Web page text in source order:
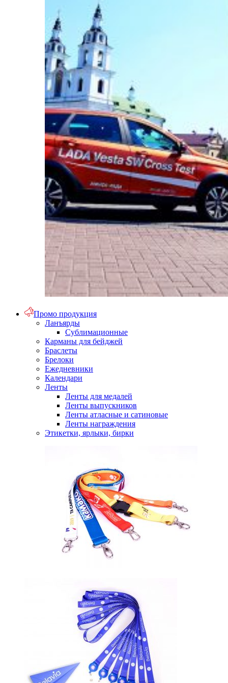
Промо продукция
Ланъярды
Сублимационные
Карманы для бейджей
Браслеты
Брелоки
Ежедневники
Календари
Ленты
Ленты для медалей
Ленты выпускников
Ленты атласные и сатиновые
Ленты награждения
Этикетки, ярлыки, бирки